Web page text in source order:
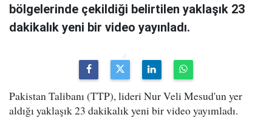
bölgelerinde çekildiği belirtilen yaklaşık 23
dakikalık yeni bir video yayınladı.
Pakistan Talibanı (TTP), lideri Nur Veli Mesud'un yer
aldığı yaklaşık 23 dakikalık yeni bir video yayımladı.